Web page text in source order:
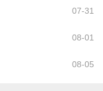
07-31
08-01
08-05